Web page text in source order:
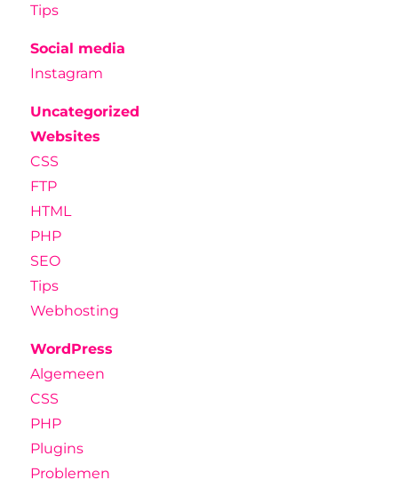
Tips
Social media
Instagram
Uncategorized
Websites
CSS
FTP
HTML
PHP
SEO
Tips
Webhosting
WordPress
Algemeen
CSS
PHP
Plugins
Problemen